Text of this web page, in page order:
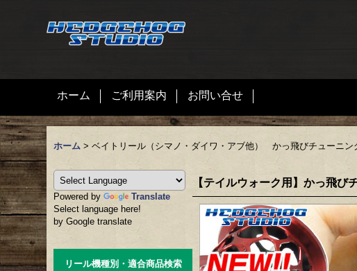
ホーム ご利用案内 お問い合せ
ホーム > ベイトリール（シマノ・ダイワ・アブ他） かっ飛びチューニン
Powered by
Translate
Select language here!
by Google translate
リール機種別・適合商品検索
【テイルウォーク用】かっ飛び